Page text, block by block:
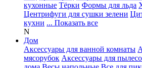
кухонные Тёрки Формы для льда
Центрифуги для сушки зелени
кухни ... Показать все
N
Дом
Аксессуары для ванной комнаты
мясорубок Аксессуары для